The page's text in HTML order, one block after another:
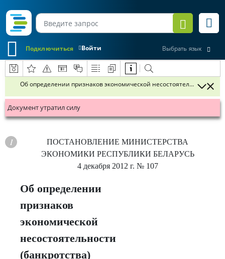
Войти
Подключиться Выбрать язык
Об определении признаков экономической несостоятельности
Документ утратил силу
ПОСТАНОВЛЕНИЕ МИНИСТЕРСТВА
ЭКОНОМИКИ РЕСПУБЛИКИ БЕЛАРУСЬ
4 декабря 2012 г. № 107
Об определении
признаков
экономической
несостоятельности
(банкротства)